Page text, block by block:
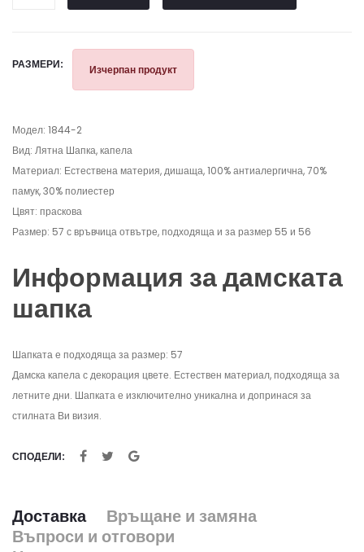
РАЗМЕРИ: Изчерпан продукт
Модел: 1844-2
Вид: Лятна Шапка, капела
Материал: Естествена материя, дишаща, 100% антиалергична, 70%
памук, 30% полиестер
Цвят: праскова
Размер: 57 с връвчица отвътре, подходяща и за размер 55 и 56
Информация за дамската
шапка
Шапката е подходяща за размер: 57
Дамска капела с декорация цвете. Естествен материал, подходяща за
летните дни. Шапката е изключително уникална и допринася за
стилната Ви визия.
СПОДЕЛИ:
Доставка
Връщане и замяна
Въпроси и отговори